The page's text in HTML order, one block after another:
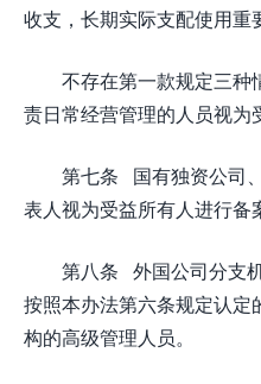
收支，长期实际支配使用重
不存在第一款规定三种
责日常经营管理的人员视为
第七条 国有独资公司
表人视为受益所有人进行备
第八条 外国公司分支
按照本办法第六条规定认定
构的高级管理人员。